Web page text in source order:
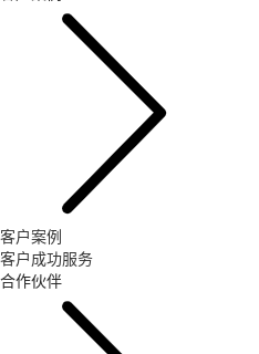
客户案例
客户成功服务
合作伙伴